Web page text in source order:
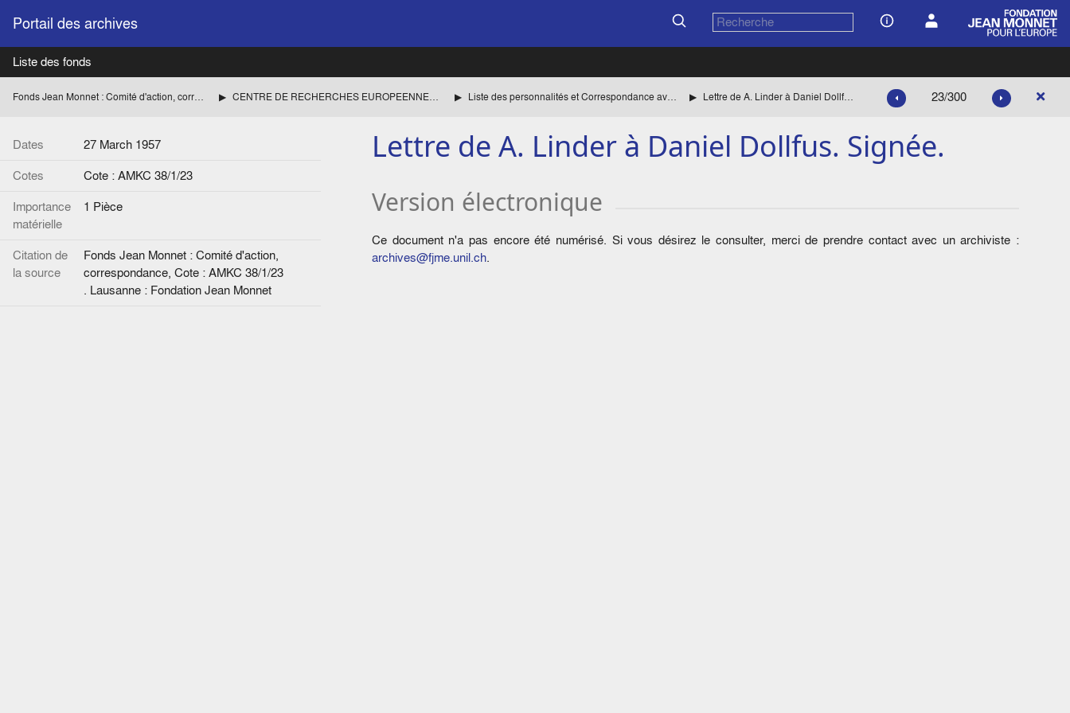
Portail des archives
Liste des fonds
Fonds Jean Monnet : Comité d'action, correspondance CENTRE DE RECHERCHES EUROPEENNES DE LAUSANNE Liste des personnalités et Correspondance avec Henri RIEBEN jusqu'en 1960 inclus. Lettre de A. Linder à Daniel Dollfus. Signée. 23/300
Dates
27 March 1957
Cotes
Cote : AMKC 38/1/23
Importance
matérielle
1 Pièce
Citation de
la source
Fonds Jean Monnet : Comité d'action,
correspondance, Cote : AMKC 38/1/23
. Lausanne : Fondation Jean Monnet
Lettre de A. Linder à Daniel Dollfus. Signée.
Version électronique
Ce document n'a pas encore été numérisé. Si vous désirez le consulter, merci de prendre contact avec un archiviste :
archives@fjme.unil.ch.